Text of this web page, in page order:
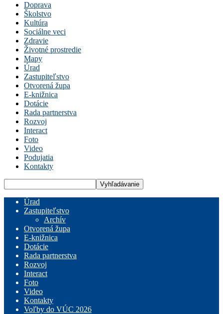
Doprava
Školstvo
Kultúra
Sociálne veci
Zdravie
Životné prostredie
Mapy
Úrad
Zastupiteľstvo
Otvorená župa
E-knižnica
Dotácie
Rada partnerstva
Rozvoj
Interact
Foto
Video
Podujatia
Kontakty
Úrad
Zastupiteľstvo
Archív
Otvorená župa
E-knižnica
Dotácie
Rada partnerstva
Rozvoj
Interact
Foto
Video
Kontakty
Voľby do VÚC 2026